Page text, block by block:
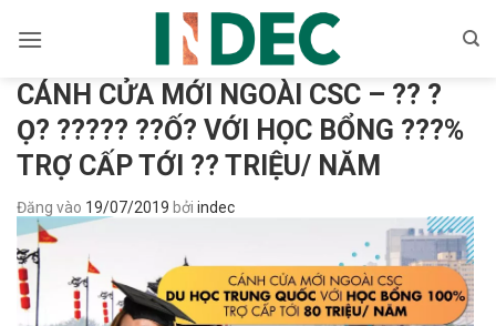
qua
dungCÁNH CỬA MỚI NGOÀI CSC – ?? ?
Ọ? ????? ??Ố? VỚI HỌC BỔNG ???%
TRỢ CẤP TỚI ?? TRIỆU/ NĂM
Đăng vào 19/07/2019 bởi indec